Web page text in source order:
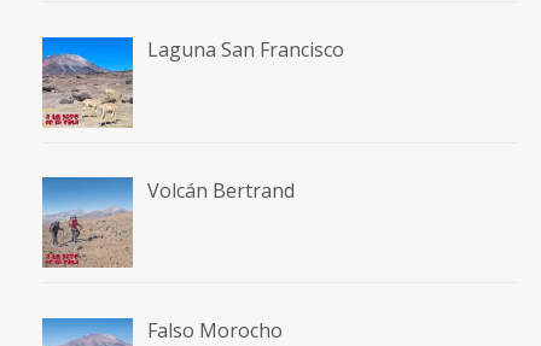
Laguna San Francisco
Volcán Bertrand
Falso Morocho